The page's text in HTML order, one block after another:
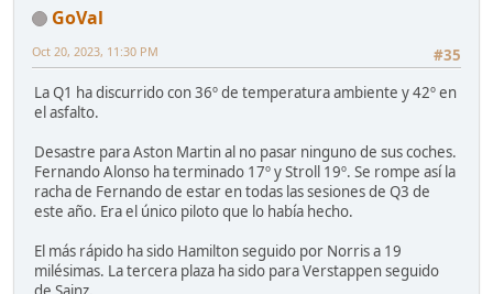
GoVal
#35
Oct 20, 2023, 11:30 PM
La Q1 ha discurrido con 36º de temperatura ambiente y 42º en
el asfalto.
Desastre para Aston Martin al no pasar ninguno de sus coches.
Fernando Alonso ha terminado 17º y Stroll 19º. Se rompe así la
racha de Fernando de estar en todas las sesiones de Q3 de
este año. Era el único piloto que lo había hecho.
El más rápido ha sido Hamilton seguido por Norris a 19
milésimas. La tercera plaza ha sido para Verstappen seguido